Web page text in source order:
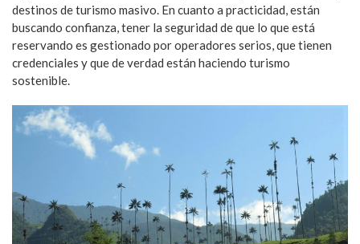
destinos de turismo masivo. En cuanto a practicidad, están
buscando confianza, tener la seguridad de que lo que está
reservando es gestionado por operadores serios, que tienen
credenciales y que de verdad están haciendo turismo
sostenible.